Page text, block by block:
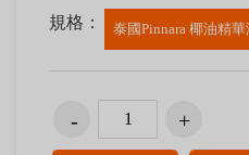
規格：
泰國Pinnara 椰油精華